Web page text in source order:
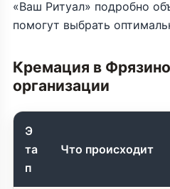
«Ваш Ритуал» подробно
помогут выбрать
Кремация в
организации
Э
та
п
Что происходит